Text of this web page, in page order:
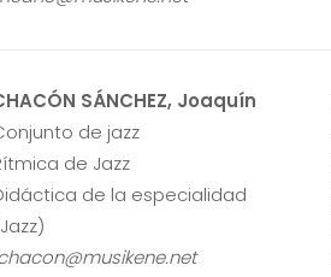
SÁNCHEZ, Joaquín
de jazz
de Jazz
de la especialidad